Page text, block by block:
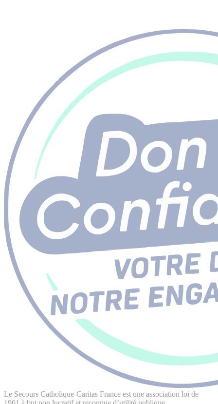
Le Secours Catholique-Caritas France est une association loi de